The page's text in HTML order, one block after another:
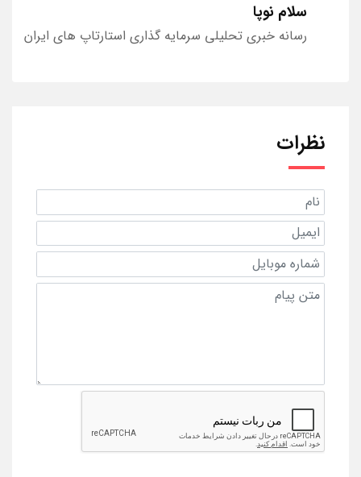
سلام نوپا
رسانه خبری تحلیلی سرمایه گذاری استارتاپ های ایران
نظرات